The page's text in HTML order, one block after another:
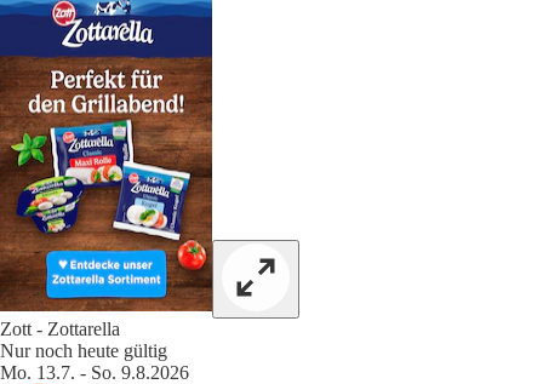
Zott - Zottarella
Nur noch heute gültig
Mo. 13.7. - So. 9.8.2026